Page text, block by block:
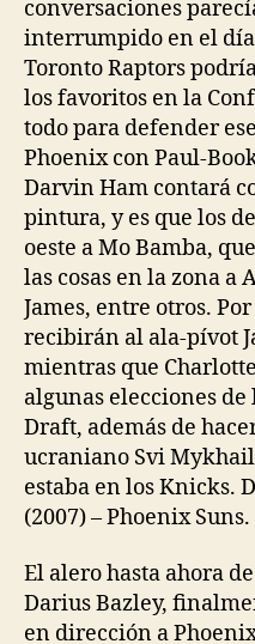
conversaciones
interrumpido en el día
Toronto Raptors
los favoritos en la
todo para defender
Phoenix con Paul-
Darvin Ham contará
pintura, y es que los
oeste a Mo Bamba,
las cosas en la zona a
James, entre otros.
recibirán al ala-pívot
mientras que
algunas elecciones
Draft, además de
ucraniano Svi
estaba en los Knicks.
(2007) – Phoenix Suns.
El alero hasta ahora
Darius Bazley,
en dirección a